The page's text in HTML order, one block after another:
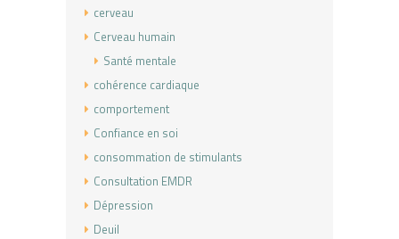
cerveau
Cerveau humain
Santé mentale
cohérence cardiaque
comportement
Confiance en soi
consommation de stimulants
Consultation EMDR
Dépression
Deuil